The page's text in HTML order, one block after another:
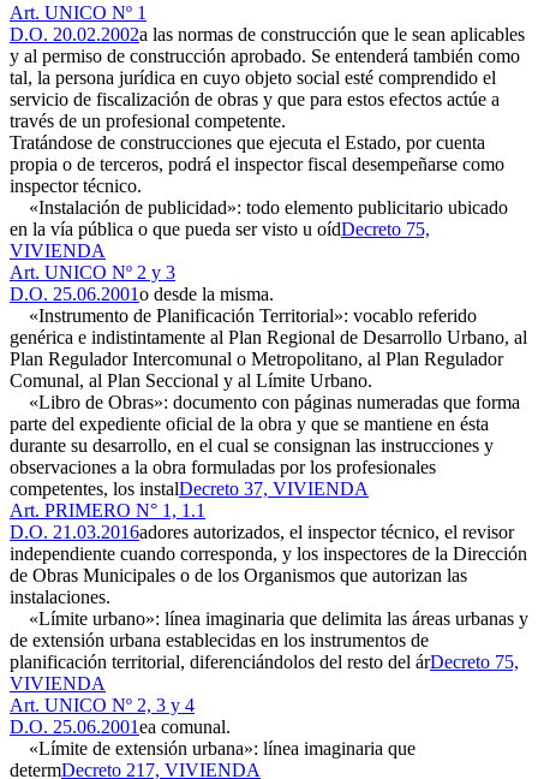
Art. UNICO Nº 1
D.O. 20.02.2002a las normas de construcción que le sean aplicables
y al permiso de construcción aprobado. Se entenderá también como
tal, la persona jurídica en cuyo objeto social esté comprendido el
servicio de fiscalización de obras y que para estos efectos actúe a
través de un profesional competente.
Tratándose de construcciones que ejecuta el Estado, por cuenta
propia o de terceros, podrá el inspector fiscal desempeñarse como
inspector técnico.
«Instalación de publicidad»: todo elemento publicitario ubicado
en la vía pública o que pueda ser visto u oídDecreto 75,
VIVIENDA
Art. UNICO Nº 2 y 3
D.O. 25.06.2001o desde la misma.
«Instrumento de Planificación Territorial»: vocablo referido
genérica e indistintamente al Plan Regional de Desarrollo Urbano, al
Plan Regulador Intercomunal o Metropolitano, al Plan Regulador
Comunal, al Plan Seccional y al Límite Urbano.
«Libro de Obras»: documento con páginas numeradas que forma
parte del expediente oficial de la obra y que se mantiene en ésta
durante su desarrollo, en el cual se consignan las instrucciones y
observaciones a la obra formuladas por los profesionales
competentes, los instalDecreto 37, VIVIENDA
Art. PRIMERO N° 1, 1.1
D.O. 21.03.2016adores autorizados, el inspector técnico, el revisor
independiente cuando corresponda, y los inspectores de la Dirección
de Obras Municipales o de los Organismos que autorizan las
instalaciones.
«Límite urbano»: línea imaginaria que delimita las áreas urbanas y
de extensión urbana establecidas en los instrumentos de
planificación territorial, diferenciándolos del resto del árDecreto 75,
VIVIENDA
Art. UNICO Nº 2, 3 y 4
D.O. 25.06.2001ea comunal.
«Límite de extensión urbana»: línea imaginaria que
determDecreto 217, VIVIENDA